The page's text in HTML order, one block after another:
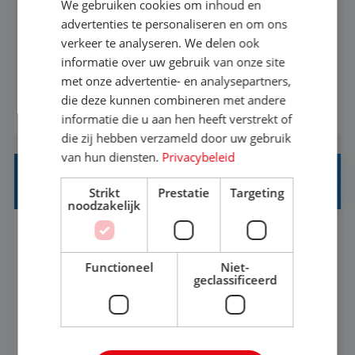
Met jouw ervaring in de reisbranche of
achtergrond in toerisme ben je klaar voor de
volgende stap. Vanaf je stoel reis je de hele
wereld over en speel je moeiteloos in op de
wensen van je team, je klant en wat er in de
reiswereld gebeurt. Met je enthousiasme weet je
klanten te overtuigen om die droomreis te
boeken! ...
BEKIJK VACATURE
REISADVISEUR ALLROUND
Aalsmeer, Noord-Holland, Nederland
33-36 uur
MBO
Een vakantie plannen is het leukste dat er is. Of
het nu voor jezelf is, of voor een ander: jij vindt
We gebruiken cookies om inhoud en
advertenties te personaliseren en om ons
verkeer te analyseren. We delen ook
informatie over uw gebruik van onze site
met onze advertentie- en analysepartners,
die deze kunnen combineren met andere
informatie die u aan hen heeft verstrekt of
die zij hebben verzameld door uw gebruik
van hun diensten. Privacybeleid
Strikt
noodzakelijk
Prestatie Targeting
Functioneel
Niet-
geclassificeerd